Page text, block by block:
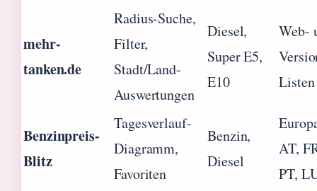
mehr-
tanken.de
Radius-Suche,
Filter,
Stadt/Land-
Auswertungen
Diesel,
Super E5,
E10
Web-
Listen
Benzinpreis-
Blitz
Tagesverlauf-
Diagramm,
Favoriten
Benzin,
Diesel
AT,
PT,